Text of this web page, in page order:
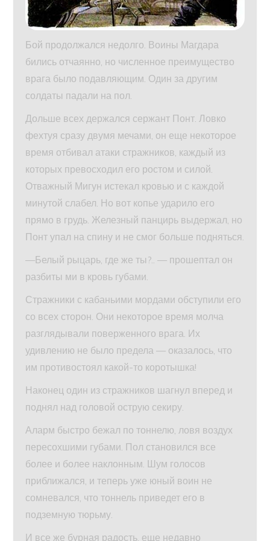
Бой продолжался недолго. Воины Магдара
бились отчаянно, но численное преимущество
врага было подавляющим. Один за другим
солдаты падали на пол.
Дольше всех держался сержант Понт. Ловко
фехтуя сразу двумя мечами, он еще некоторое
время отбивал атаки стражников, каждый из
которых превосходил его ростом и силой.
Отважный Мигун истекал кровью и с каждой
минутой слабел. Но вот копье ударило его
прямо в грудь. Железный панцирь выдержал, но
Понт упал на спину и не смог больше подняться.
—Белый рыцарь, где же ты?.. — прошептал он
разбиты ми в кровь губами.
Стражники с кабаньими мордами обступили его
со всех сторон. Они некоторое время молча
разглядывали поверженного врага. Их
удивлению не было предела — оказалось, что
им противостоял какой-то коротышка!
Наконец один из стражников шагнул вперед и
поднял над головой острую секиру.
Аларм быстро бежал по тоннелю, ловя воздух
пересохшими губами. Пол становился все
более и более наклонным. Шум голосов
приближался, и теперь уже юный воин не
сомневался, что тоннель приведет его в
подземную тюрьму.
И все же бурная радость, еще недавно